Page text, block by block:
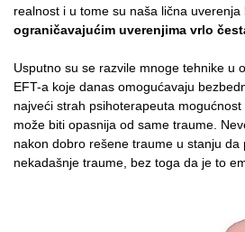
realnost i u tome su naša lična uverenja
ograničavajućim uverenjima vrlo
Usputno su se razvile mnoge tehnike u
EFT-a koje danas omogućavaju
najveći strah psihoterapeuta
može biti opasnija od same traume.
nakon dobro rešene traume u stanju da
nekadašnje traume, bez toga da je to